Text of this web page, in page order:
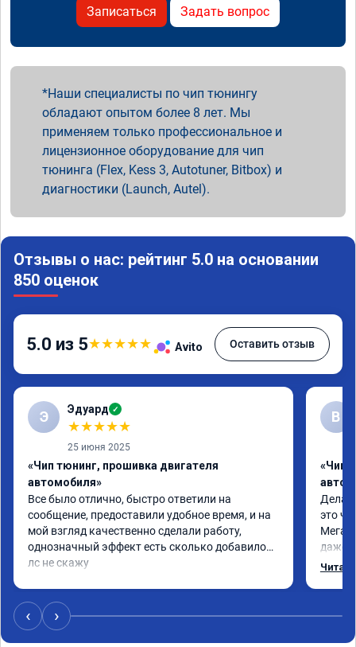
Записаться Задать вопрос
Наши специалисты по чип тюнингу
обладают опытом более 8 лет. Мы
применяем только профессиональное и
лицензионное оборудование для чип
тюнинга (Flex, Kess 3, Autotuner, Bitbox) и
диагностики (Launch, Autel).
Отзывы о нас: рейтинг 5.0 на основании
850 оценок
5.0 из 5★★★★★ Avito Оставить отзыв
Э Эдуард ✓
★★★★★
25 июня 2025
«Чип тюнинг, прошивка двигателя
автомобиля»
Все было отлично, быстро ответили на
сообщение, предоставили удобное время, и на
мой взгляд качественно сделали работу,
однозначный эффект есть сколько добавилось
лс не скажу
В
«Чип
Делал
это
Мега
даже
одно
‹ ›